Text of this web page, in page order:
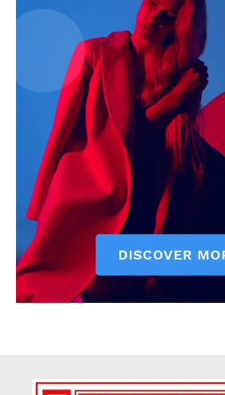
Contact us
Subscription Plans
My account